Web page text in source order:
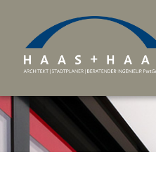
UNTERNEHMEN
PROJEKTE